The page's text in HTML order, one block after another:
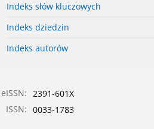
Indeks słów kluczowych
Indeks dziedzin
Indeks autorów
eISSN: 2391-601X
ISSN: 0033-1783